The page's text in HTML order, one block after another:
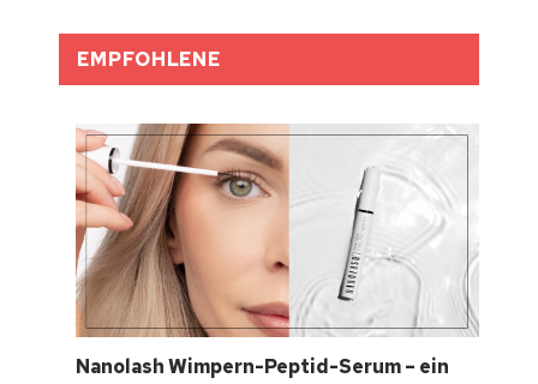
EMPFOHLENE
Nanolash Wimpern-Peptid-Serum – ein